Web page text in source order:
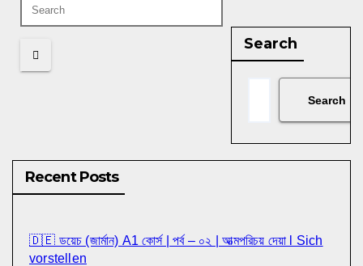
Search
Search
Recent Posts
🇩🇪 ডয়েচ (জার্মান) A1 কোর্স | পর্ব – ০২ | আত্মপরিচয় দেয়া l Sich
vorstellen